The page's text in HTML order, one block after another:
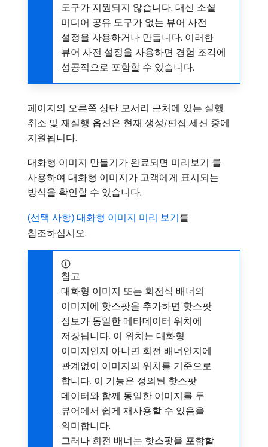
도구가 지원되지 않습니다. 대신 소셜
미디어 공유 도구가 없는 뷰어 사전
설정을 사용하거나 만듭니다. 이러한
뷰어 사전 설정을 사용하면 경험 조각에
성공적으로 포함할 수 있습니다.
페이지의 오른쪽 상단 모서리 근처에 있는 실행
취소 및 재실행 옵션은 현재 생성/편집 세션 중에
지원됩니다.
대화형 이미지 만들기가 완료되면 미리보기 를
사용하여 대화형 이미지가 고객에게 표시되는
방식을 확인할 수 있습니다.
(선택 사항) 대화형 이미지 미리 보기를
참조하십시오.
참고
대화형 이미지 또는 회전식 배너의
이미지에 핫스팟을 추가하면 핫스팟
정보가 동일한 메타데이터 위치에
저장됩니다. 이 위치는 대화형
이미지인지 아니면 회전 배너인지에
관계없이 이미지의 위치를 기준으로
합니다. 이 기능은 정의된 핫스팟
데이터와 함께 동일한 이미지를 두
뷰어에서 쉽게 재사용할 수 있음을
의미합니다.
그러나 회전 배너는 핫스팟을 포함할